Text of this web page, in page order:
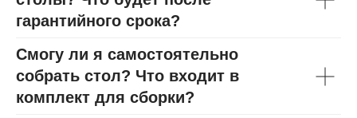
гарантийного срока?
Смогу ли я самостоятельно
собрать стол? Что входит в
комплект для сборки?